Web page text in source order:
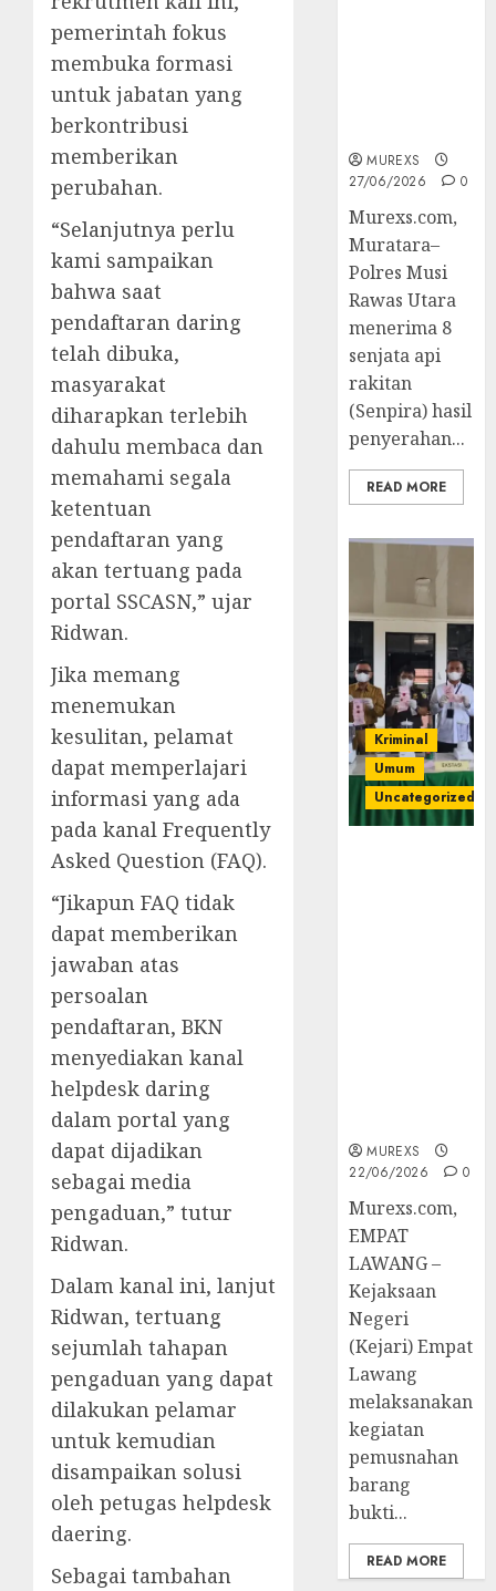
pemerintah fokus
membuka formasi
untuk jabatan yang
berkontribusi
memberikan
perubahan.
“Selanjutnya perlu
kami sampaikan
bahwa saat
pendaftaran daring
telah dibuka,
masyarakat
diharapkan terlebih
dahulu membaca dan
memahami segala
ketentuan
pendaftaran yang
akan tertuang pada
portal SSCASN,” ujar
Ridwan.
Jika memang
menemukan
kesulitan, pelamat
dapat memperlajari
informasi yang ada
pada kanal Frequently
Asked Question (FAQ).
“Jikapun FAQ tidak
dapat memberikan
jawaban atas
persoalan
pendaftaran, BKN
menyediakan kanal
helpdesk daring
dalam portal yang
dapat dijadikan
sebagai media
pengaduan,” tutur
Ridwan.
Dalam kanal ini, lanjut
Ridwan, tertuang
sejumlah tahapan
pengaduan yang dapat
dilakukan pelamar
untuk kemudian
disampaikan solusi
oleh petugas helpdesk
daering.
Sebagai tambahan
MUREXS
27/06/2026
0
Murexs.com,
Muratara–
Polres Musi
Rawas Utara
menerima 8
senjata api
rakitan
(Senpira) hasil
penyerahan...
READ MORE
Kriminal
Umum
Uncategorized
MUREXS
22/06/2026
0
‎Murexs.com,
EMPAT
LAWANG –
Kejaksaan
Negeri
(Kejari) Empat
Lawang
melaksanakan
kegiatan
pemusnahan
barang
bukti...
READ MORE